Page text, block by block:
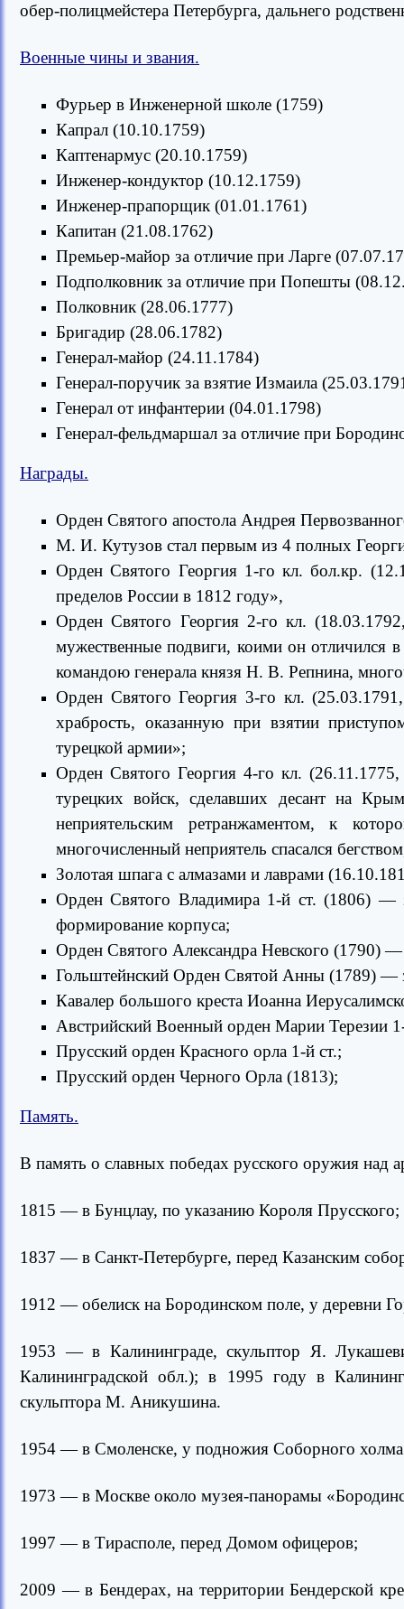
обер-полицмейстера Петербурга, дальнего
Военные чины и звания.
Фурьер в Инженерной школе (1759)
Капрал (10.10.1759)
Каптенармус (20.10.1759)
Инженер-кондуктор (10.12.1759)
Инженер-прапорщик (01.01.1761)
Капитан (21.08.1762)
Премьер-майор за отличие при Ларге
Подполковник за отличие при Попешты
Полковник (28.06.1777)
Бригадир (28.06.1782)
Генерал-майор (24.11.1784)
Генерал-поручик за взятие Измаила
Генерал от инфантерии (04.01.1798)
Генерал-фельдмаршал за отличие при
Награды.
Орден Святого апостола Андрея
М. И. Кутузов стал первым из 4 полных
Орден Святого Георгия 1-го кл. бол.кр.
пределов России в 1812 году»,
Орден Святого Георгия 2-го кл.
мужественные подвиги, коими он отличился
командою генерала князя Н. В. Репнина,
Орден Святого Георгия 3-го кл.
храбрость, оказанную при взятии
турецкой армии»;
Орден Святого Георгия 4-го кл.
турецких войск, сделавших десант на
неприятельским ретранжаментом, к
многочисленный неприятель спасался
Золотая шпага с алмазами и лаврами
Орден Святого Владимира 1-й ст. (1806)
формирование корпуса;
Орден Святого Александра Невского (1790) —
Гольштейнский Орден Святой Анны (1789) —
Кавалер большого креста Иоанна
Австрийский Военный орден Марии Терезии
Прусский орден Красного орла 1-й ст.;
Прусский орден Черного Орла (1813);
Память.
В память о славных победах русского оружия
1815 — в Бунцлау, по указанию Короля Прусского;
1837 — в Санкт-Петербурге, перед Казанским
1912 — обелиск на Бородинском поле, у деревни
1953 — в Калининграде, скульптор Я.
Калининградской обл.); в 1995 году в
скульптора М. Аникушина.
1954 — в Смоленске, у подножия Соборного
1973 — в Москве около музея-панорамы
1997 — в Тирасполе, перед Домом офицеров;
2009 — в Бендерах, на территории Бендерской